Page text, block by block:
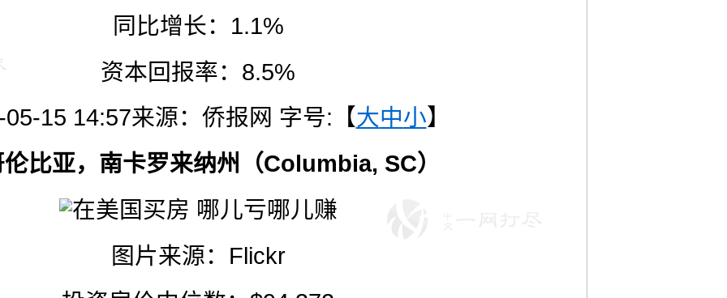
同比增长：1.1%
资本回报率：8.5%
15 14:57来源：侨报网 字号:【大中小】
比亚，南卡罗来纳州（Columbia, SC）
图片来源： Flickr